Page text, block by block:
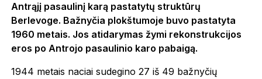
Antrąjį pasaulinį karą pastatytų struktūrų
Berlevoge. Bažnyčia plokštumoje buvo pastatyta
1960 metais. Jos atidarymas žymi rekonstrukcijos
eros po Antrojo pasaulinio karo pabaigą.
1944 metais naciai sudegino 27 iš 49 bažnyčių